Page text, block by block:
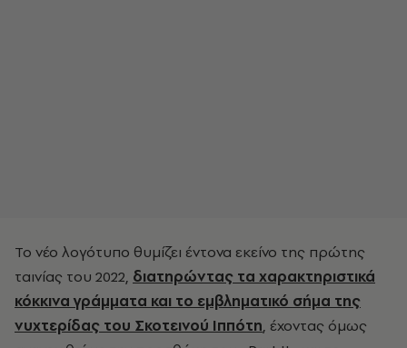
Το νέο λογότυπο θυμίζει έντονα εκείνο της πρώτης
ταινίας του 2022, διατηρώντας τα χαρακτηριστικά
κόκκινα γράμματα και το εμβληματικό σήμα της
νυχτερίδας του Σκοτεινού Ιππότη, έχοντας όμως